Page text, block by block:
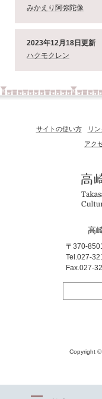
みかえり阿弥陀像
2023年12月18日更新
ハクモクレン
サイトの使い方 リ
アク
高
〒370-
Tel.027-
Fax.027-
Copyright ©